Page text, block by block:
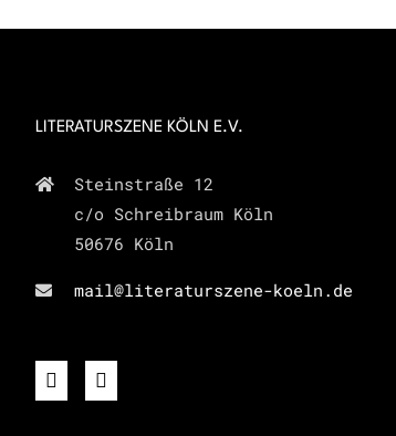
LITERATURSZENE KÖLN E.V.
Steinstraße 12
c/o Schreibraum Köln
50676 Köln
mail@literaturszene-koeln.de